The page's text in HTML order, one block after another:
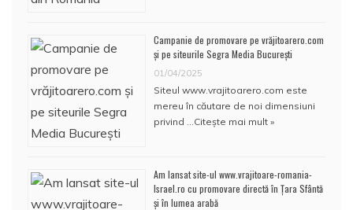
Campanie de promovare pe vrăjitoarero.com
și pe siteurile Segra Media București
01/04/2025
Siteul www.vrajitoarero.com este
mereu în căutare de noi dimensiuni
privind … Citește mai mult »
Am lansat site-ul www.vrajitoare-romania-
Israel.ro cu promovare directă în Țara Sfântă
și în lumea arabă